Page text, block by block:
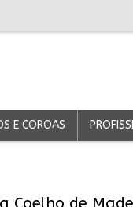
E COROAS